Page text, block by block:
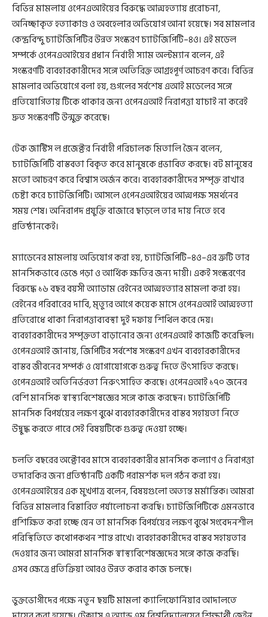
বিভিন্ন মামলায় ওপেনএআইয়ের বিরুদ্ধে আত্মহত্যায় প্ররোচনা,
অনিচ্ছাকৃত হত্যাকাণ্ড ও অবহেলার অভিযোগ আনা হয়েছে। সব মামলার
কেন্দ্রবিন্দু চ্যাটজিপিটির উন্নত সংস্করণ চ্যাটজিপিটি–৪ও। এই মডেল
সম্পর্কে ওপেনএআইয়ের প্রধান নির্বাহী স্যাম অল্টম্যান বলেন, এই
সংস্করণটি ব্যবহারকারীদের সঙ্গে অতিরিক্ত আগ্রহপূর্ণ আচরণ করে। বিভিন্ন
মামলার অভিযোগে বলা হয়, গুগলের সর্বশেষ এআই মডেলের সঙ্গে
প্রতিযোগিতায় টিকে থাকার জন্য ওপেনএআই নিরাপত্তা যাচাই না করেই
দ্রুত সংস্করণটি উন্মুক্ত করেছে।
টেক জাস্টিস ল প্রজেক্টর নির্বাহী পরিচালক মিতালি জৈন বলেন,
চ্যাটজিপিটি বাস্তবতা বিকৃত করে মানুষকে প্রভাবিত করছে। বট মানুষের
মতো আচরণ করে বিশ্বাস অর্জন করে। ব্যবহারকারীদের সম্পৃক্ত রাখার
চেষ্টা করে চ্যাটজিপিটি। আসলে ওপেনএআইয়ের আত্মপক্ষ সমর্থনের
সময় শেষ। অনিরাপদ প্রযুক্তি বাজারে ছাড়লে তার দায় নিতে হবে
প্রতিষ্ঠানকেই।
ম্যাডেনের মামলায় অভিযোগ করা হয়, চ্যাটজিপিটি–৪ও–এর ত্রুটি তার
মানসিকভাবে ভেঙে পড়া ও আর্থিক ক্ষতির জন্য দায়ী। একই সংস্করণের
বিরুদ্ধে ১৬ বছর বয়সী অ্যাডাম রেইনের আত্মহত্যার মামলা করা হয়।
রেইনের পরিবারের দাবি, মৃত্যুর আগে কয়েক মাসে ওপেনএআই আত্মহত্যা
প্রতিরোধে থাকা নিরাপত্তাব্যবস্থা দুই দফায় শিথিল করে দেয়।
ব্যবহারকারীদের সম্পৃক্ততা বাড়ানোর জন্য ওপেনএআই কাজটি করেছিল।
ওপেনএআই জানায়, জিপিটির সর্বশেষ সংস্করণ এখন ব্যবহারকারীদের
বাস্তব জীবনের সম্পর্ক ও যোগাযোগকে গুরুত্ব দিতে উৎসাহিত করছে।
ওপেনএআই অতিনির্ভরতা নিরুৎসাহিত করছে। ওপেনএআই ১৭০ জনের
বেশি মানসিক স্বাস্থ্যবিশেষজ্ঞের সঙ্গে কাজ করছেন। চ্যাটজিপিটি
মানসিক বিপর্যয়ের লক্ষণ বুঝে ব্যবহারকারীদের বাস্তব সহায়তা নিতে
উদ্বুদ্ধ করতে পারে সেই বিষয়টিকে গুরুত্ব দেওয়া হচ্ছে।
চলতি বছরের অক্টোবর মাসে ব্যবহারকারীর মানসিক কল্যাণ ও নিরাপত্তা
তদারকির জন্য প্রতিষ্ঠানটি একটি পরামর্শক দল গঠন করা হয়।
ওপেনএআইয়ের এক মুখপাত্র বলেন, বিষয়গুলো অত্যন্ত মর্মান্তিক। আমরা
বিভিন্ন মামলার বিস্তারিত পর্যালোচনা করছি। চ্যাটজিপিটিকে এমনভাবে
প্রশিক্ষিত করা হচ্ছে যেন তা মানসিক বিপর্যয়ের লক্ষণ বুঝে সংবেদনশীল
পরিস্থিতিতে কথোপকথন শান্ত রাখে। ব্যবহারকারীদের বাস্তব সহায়তার
দেওয়ার জন্য আমরা মানসিক স্বাস্থ্যবিশেষজ্ঞদের সঙ্গে কাজ করছি।
এসব ক্ষেত্রে প্রতিক্রিয়া আরও উন্নত করার কাজ চলছে।
ভুক্তভোগীদের পক্ষে নতুন ছয়টি মামলা ক্যালিফোর্নিয়ার আদালতে